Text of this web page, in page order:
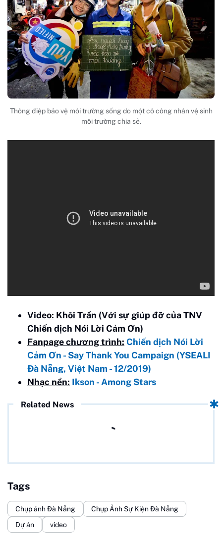
Thông điệp bảo vệ môi trường sống do một cô công nhân vệ sinh
môi trường chia sẻ.
Video: Khôi Trần (Với sự giúp đỡ của TNV
Chiến dịch Nói Lời Cảm Ơn)
Fanpage chương trình: Chiến dịch Nói Lời
Cảm Ơn - Say Thank You Campaign (YSEALI
Đà Nẵng, Việt Nam - 12/2019)
Nhạc nền: Ikson - Among Stars
Related News
Tags
Chụp ảnh Đà Nẵng
Chụp Ảnh Sự Kiện Đà Nẵng
Dự án
video